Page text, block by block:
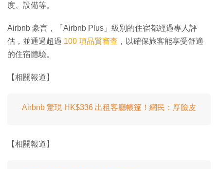
度、設備等。
Airbnb 豪言，「Airbnb Plus」級別的住宿都經過專人評
估，並通過超過 100 項品質審查 ，以確保旅客能享受舒適
的住宿體驗。
【相關報道】
Airbnb 驚現 HK$336 出租客廳帳篷！網民：厚臉皮
【相關報道】